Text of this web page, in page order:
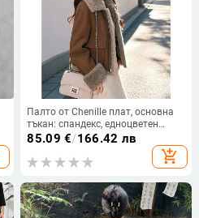
Палто от Chenille плат, основна
тъкан: спандекс, едноцветен
модел, яка POLO, цип.
85.09 €/166.42 лв
add_shopping_cart